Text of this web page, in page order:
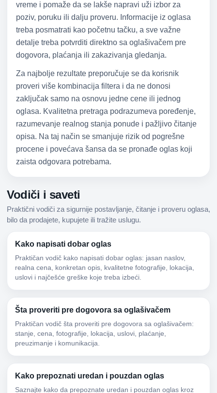
vreme i pomaže da se lakše napravi uži izbor za
poziv, poruku ili dalju proveru. Informacije iz oglasa
treba posmatrati kao početnu tačku, a sve važne
detalje treba potvrditi direktno sa oglašivačem pre
dogovora, plaćanja ili zakazivanja gledanja.
Za najbolje rezultate preporučuje se da korisnik
proveri više kombinacija filtera i da ne donosi
zaključak samo na osnovu jedne cene ili jednog
oglasa. Kvalitetna pretraga podrazumeva poređenje,
razumevanje realnog stanja ponude i pažljivo čitanje
opisa. Na taj način se smanjuje rizik od pogrešne
procene i povećava šansa da se pronađe oglas koji
zaista odgovara potrebama.
Vodiči i saveti
Praktični vodiči za sigurnije postavljanje, čitanje i proveru oglasa,
bilo da prodajete, kupujete ili tražite uslugu.
Kako napisati dobar oglas
Praktičan vodič kako napisati dobar oglas: jasan naslov,
realna cena, konkretan opis, kvalitetne fotografije, lokacija,
uslovi i najčešće greške koje treba izbeći.
Šta proveriti pre dogovora sa oglašivačem
Praktičan vodič šta proveriti pre dogovora sa oglašivačem:
stanje, cena, fotografije, lokacija, uslovi, plaćanje,
preuzimanje i komunikacija.
Kako prepoznati uredan i pouzdan oglas
Saznajte kako da prepoznate uredan i pouzdan oglas kroz